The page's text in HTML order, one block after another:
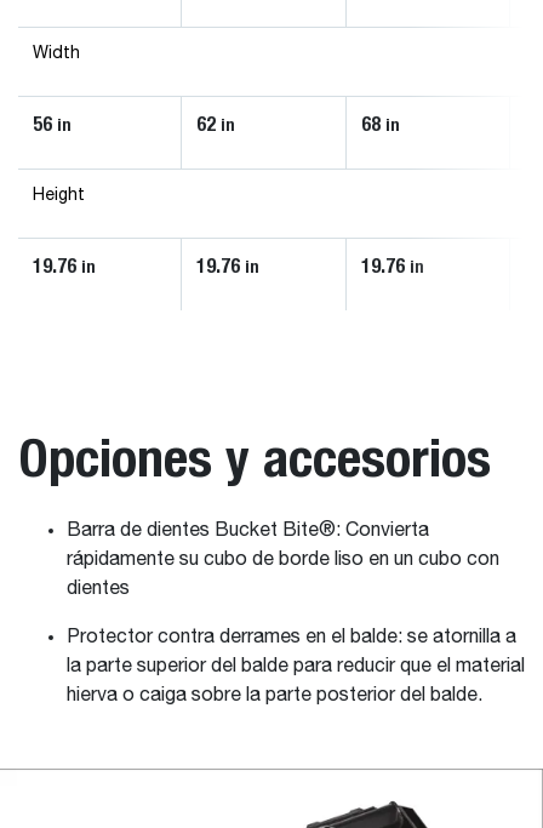
Width
56 in 62 in 68 in
Height
19.76 in 19.76 in 19.76 in
Opciones y accesorios
Barra de dientes Bucket Bite®: Convierta
rápidamente su cubo de borde liso en un cubo con
dientes
Protector contra derrames en el balde: se atornilla a
la parte superior del balde para reducir que el material
hierva o caiga sobre la parte posterior del balde.